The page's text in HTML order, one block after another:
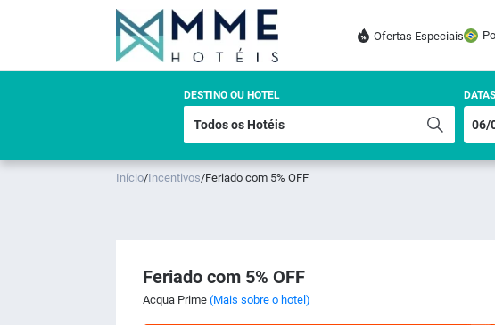
Ofertas Especiais
DESTINO OU HOTEL
Início/Incentivos/Feriado com 5% OFF
Feriado com 5% OFF
Acqua Prime (Mais sobre o hotel)